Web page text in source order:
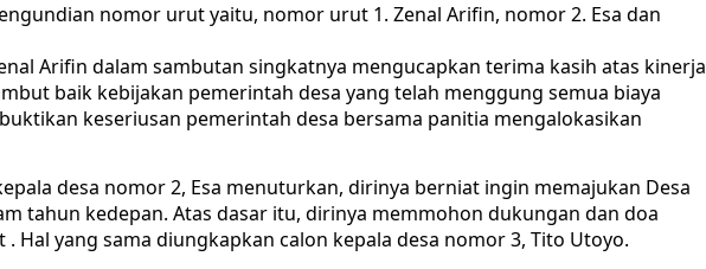
nomor urut yaitu, nomor urut 1. Zenal Arifin, nomor 2. Esa dan
Arifin dalam sambutan singkatnya mengucapkan terima kasih atas kinerja
baik kebijakan pemerintah desa yang telah menggung semua biaya
keseriusan pemerintah desa bersama panitia mengalokasikan
desa nomor 2, Esa menuturkan, dirinya berniat ingin memajukan Desa
tahun kedepan. Atas dasar itu, dirinya memmohon dukungan dan doa
Hal yang sama diungkapkan calon kepala desa nomor 3, Tito Utoyo.